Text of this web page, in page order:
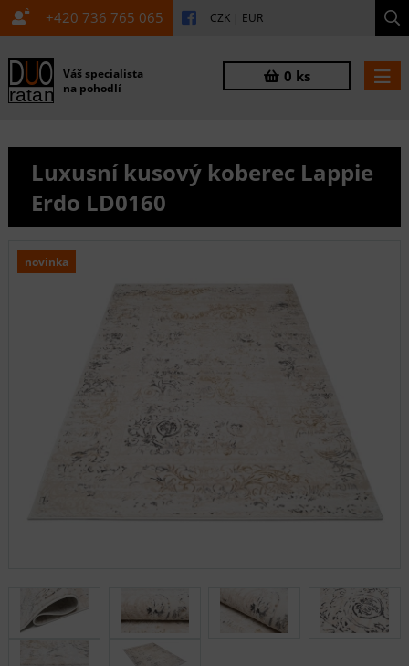
+420 736 765 065 CZK | EUR
Váš specialista
na pohodlí
0 ks
Luxusní kusový koberec Lappie
Erdo LD0160
novinka